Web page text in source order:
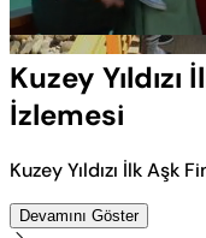
Aç
Kuzey
İzlemesi
Kuzey Yıldızı İlk Aşk
Devamını Göster